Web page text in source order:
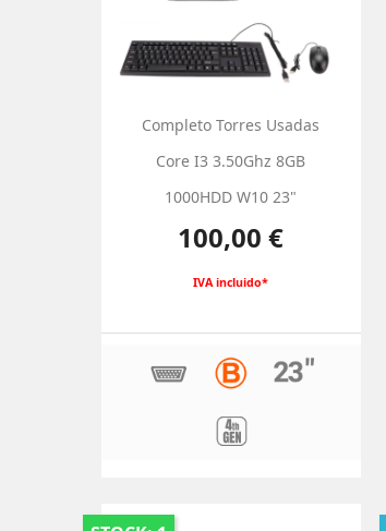
Completo Torres Usadas
Core I3 3.50Ghz 8GB
1000HDD W10 23"
Preço
100,00 €
IVA incluido*